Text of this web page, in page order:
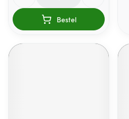
Bestel